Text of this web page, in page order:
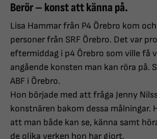
Berör – konst att känna på.
Lisa Hammar från P4 Örebro kom
personer från SRF Örebro. Det var
eftermiddag i p4 Örebro som ville få
angående konsten man kan röra på.
ABF i Örebro.
Hon började med att fråga Jenny
konstnären bakom dessa målningar.
att man både kan se, känna samt
de olika verken hon har gjort.